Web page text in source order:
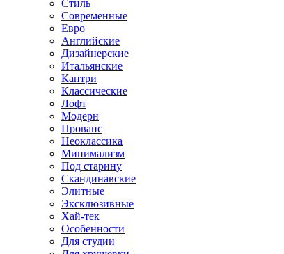
Стиль
Современные
Евро
Английские
Дизайнерские
Итальянские
Кантри
Классические
Лофт
Модерн
Прованс
Неоклассика
Минимализм
Под старину
Скандинавские
Элитные
Эксклюзивные
Хай-тек
Особенности
Для студии